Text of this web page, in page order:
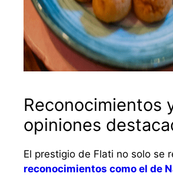
Reconocimientos
opiniones
El prestigio de Flati no solo se
reconocimientos como el de